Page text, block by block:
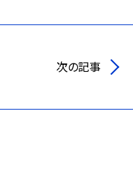
次の記事